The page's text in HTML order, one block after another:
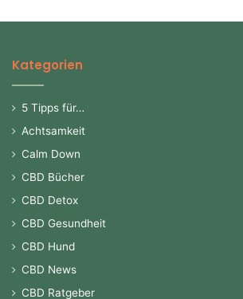
Kategorien
5 Tipps für…
Achtsamkeit
Calm Down
CBD Bücher
CBD Detox
CBD Gesundheit
CBD Hund
CBD News
CBD Ratgeber